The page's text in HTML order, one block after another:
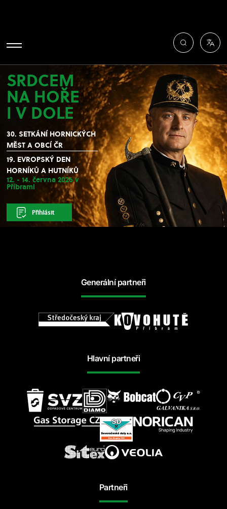
SRDCEM
NA HOŘE
I V DOLE
30. SETKÁNÍ HORNICKÝCH
MĚST A OBCÍ ČR
19. EVROPSKÝ DEN
HORNÍKŮ A HUTNÍKŮ
12. - 14. června 2026 v
Příbrami
Přihlásit
Generální partneři
Hlavní partneři
Partneři